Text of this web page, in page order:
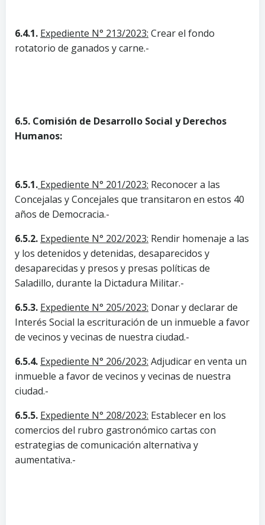
6.4.1. Expediente N° 213/2023: Crear el fondo
rotatorio de ganados y carne.-
6.5. Comisión de Desarrollo Social y Derechos
Humanos:
6.5.1. Expediente N° 201/2023: Reconocer a las
Concejalas y Concejales que transitaron en estos 40
años de Democracia.-
6.5.2. Expediente N° 202/2023: Rendir homenaje a las
y los detenidos y detenidas, desaparecidos y
desaparecidas y presos y presas políticas de
Saladillo, durante la Dictadura Militar.-
6.5.3. Expediente N° 205/2023: Donar y declarar de
Interés Social la escrituración de un inmueble a favor
de vecinos y vecinas de nuestra ciudad.-
6.5.4. Expediente N° 206/2023: Adjudicar en venta un
inmueble a favor de vecinos y vecinas de nuestra
ciudad.-
6.5.5. Expediente N° 208/2023: Establecer en los
comercios del rubro gastronómico cartas con
estrategias de comunicación alternativa y
aumentativa.-